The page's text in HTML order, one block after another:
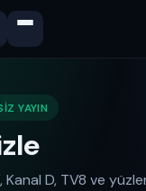
YAYIN
Kanal D, TV8 ve